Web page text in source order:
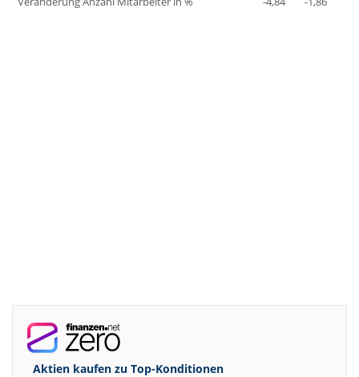
Aktien kaufen zu Top-Konditionen